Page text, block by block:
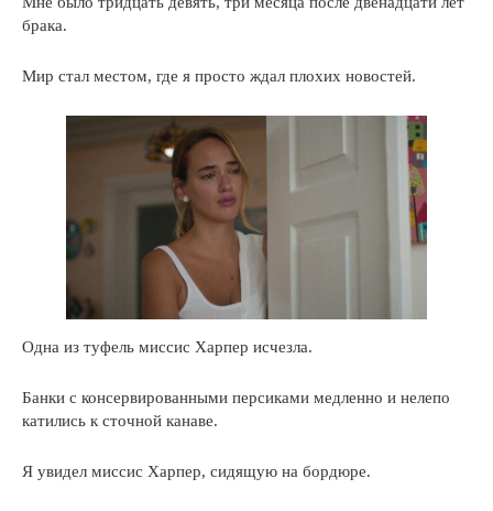
брака.
Мир стал местом, где я просто ждал плохих новостей.
Одна из туфель миссис Харпер исчезла.
Банки с консервированными персиками медленно и нелепо
катились к сточной канаве.
Я увидел миссис Харпер, сидящую на бордюре.